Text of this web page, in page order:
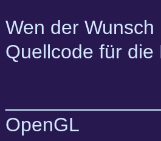
Wen der
Quellcode für
OpenGL